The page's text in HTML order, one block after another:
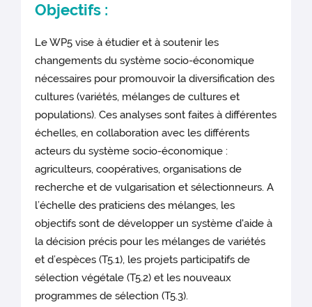
Objectifs :
Le WP5 vise à étudier et à soutenir les
changements du système socio-économique
nécessaires pour promouvoir la diversification des
cultures (variétés, mélanges de cultures et
populations). Ces analyses sont faites à différentes
échelles, en collaboration avec les différents
acteurs du système socio-économique :
agriculteurs, coopératives, organisations de
recherche et de vulgarisation et sélectionneurs. A
l’échelle des praticiens des mélanges, les
objectifs sont de développer un système d'aide à
la décision précis pour les mélanges de variétés
et d’espèces (T5.1), les projets participatifs de
sélection végétale (T5.2) et les nouveaux
programmes de sélection (T5.3).